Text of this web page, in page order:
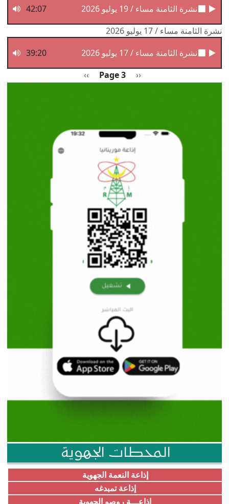
نشرة الثامنة مساء / 19 يوليو 2026
42:07
نشرة الثامنة مساء / 17 يوليو 2026
نشرة الثامنة مساء / 17 يوليو 2026
39:20
Previous page
‹‹
Page 3 الصفحة التالية
››
المحطات الجهوية
إذاعة النعمة الجهوية
إذاعة تمبدغه
إذاعـــة روصو الجهوية